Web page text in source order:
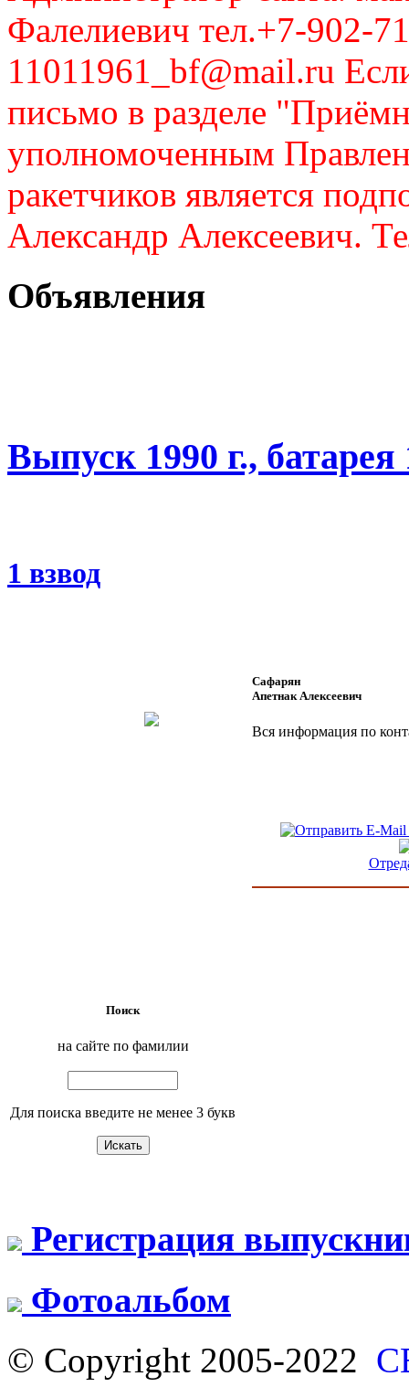
Фалелиевич тел.+7-902-
11011961_bf@mail.ru
письмо в разделе
уполномоченным
ракетчиков является
Александр Алексеевич.
Объявления
Выпуск 1990 г., батарея
1 взвод
Сафарян
Апетнак Алексеевич
Вся информация по
Поиск
на сайте по фамилии
Для поиска введите не менее 3 букв
Регистрация
Фотоальбом
© Copyright 2005-2022